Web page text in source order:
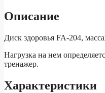
Описание
Диск здоровья FA-204,
Нагрузка на нем
тренажер.
Характеристики